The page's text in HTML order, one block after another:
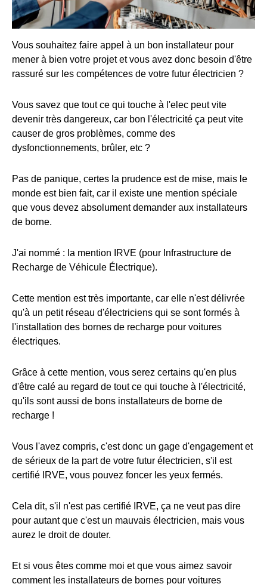
Vous souhaitez faire appel à un bon installateur pour
mener à bien votre projet et vous avez donc besoin d'être
rassuré sur les compétences de votre futur électricien ?
Vous savez que tout ce qui touche à l'elec peut vite
devenir très dangereux, car bon l'électricité ça peut vite
causer de gros problèmes, comme des
dysfonctionnements, brûler, etc ?
Pas de panique, certes la prudence est de mise, mais le
monde est bien fait, car il existe une mention spéciale
que vous devez absolument demander aux installateurs
de borne.
J'ai nommé : la mention IRVE (pour Infrastructure de
Recharge de Véhicule Électrique).
Cette mention est très importante, car elle n'est délivrée
qu'à un petit réseau d'électriciens qui se sont formés à
l'installation des bornes de recharge pour voitures
électriques.
Grâce à cette mention, vous serez certains qu'en plus
d'être calé au regard de tout ce qui touche à l'électricité,
qu'ils sont aussi de bons installateurs de borne de
recharge !
Vous l'avez compris, c'est donc un gage d'engagement et
de sérieux de la part de votre futur électricien, s'il est
certifié IRVE, vous pouvez foncer les yeux fermés.
Cela dit, s'il n'est pas certifié IRVE, ça ne veut pas dire
pour autant que c'est un mauvais électricien, mais vous
aurez le droit de douter.
Et si vous êtes comme moi et que vous aimez savoir
comment les installateurs de bornes pour voitures